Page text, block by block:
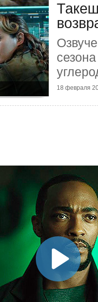
18 февраля